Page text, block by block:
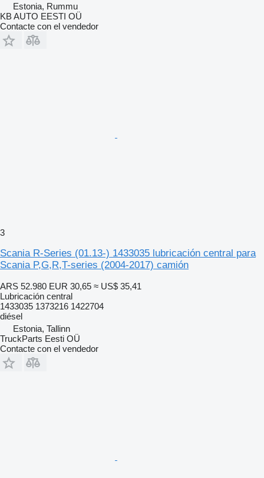
Estonia, Rummu
KB AUTO EESTI OÜ
Contacte con el vendedor
3
Scania R-Series (01.13-) 1433035 lubricación central para
Scania P,G,R,T-series (2004-2017) camión
ARS 52.980 EUR 30,65 ≈ US$ 35,41
Lubricación central
1433035 1373216 1422704
diésel
Estonia, Tallinn
TruckParts Eesti OÜ
Contacte con el vendedor